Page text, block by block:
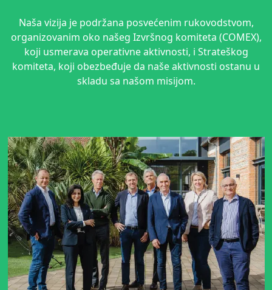
Naša vizija je podržana posvećenim rukovodstvom,
organizovanim oko našeg Izvršnog komiteta (COMEX),
koji usmerava operativne aktivnosti, i Strateškog
komiteta, koji obezbeđuje da naše aktivnosti ostanu u
skladu sa našom misijom.